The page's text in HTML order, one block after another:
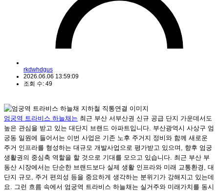
rkdwhdgus
2026.06.06 13:59:09
조회 수: 49
엄궁역 트라비스 하늘채는 최근 부산 서부산권 신규 공급 단지 가운데서도
높은 관심을 받고 있는 대단지 브랜드 아파트입니다. 부산광역시 사상구 엄
궁동 일원에 들어서는 이번 사업은 기존 노후 주거지 정비와 함께 새로운
주거 인프라를 형성하는 대규모 개발사업으로 평가받고 있으며, 향후 엄궁
생활권의 중심축 역할을 할 것으로 기대를 모으고 있습니다. 최근 부산 부
동산 시장에서는 단순한 브랜드보다 실제 생활 인프라와 미래 교통환경, 대
단지 규모, 주거 편의성 등을 중요하게 생각하는 분위기가 강해지고 있는데
요. 그런 흐름 속에서 엄궁역 트라비스 하늘채는 실거주와 미래가치를 동시